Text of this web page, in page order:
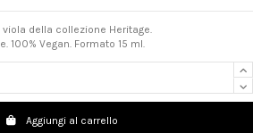
della collezione Heritage.
100% Vegan. Formato 15 ml.
Aggiungi al carrello